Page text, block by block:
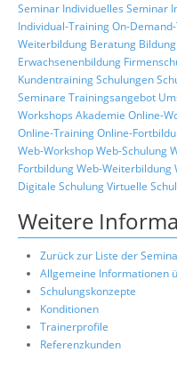
Seminar Individuelles Seminar
Individual-TrainingOn-
Weiterbildung Beratung Bildung
Erwachsenenbildung
KundentrainingSchulungen
Seminare Trainingsangebot
Workshops Akademie Online-
Online-TrainingOnline-
Web-WorkshopWeb-Schulung
FortbildungWeb-Weiterbildung
Digitale SchulungVirtuelle
Weitere
Zurück zur Liste der
Allgemeine Informationen
Schulungskonzepte
Konditionen
Trainerprofile
Referenzkunden